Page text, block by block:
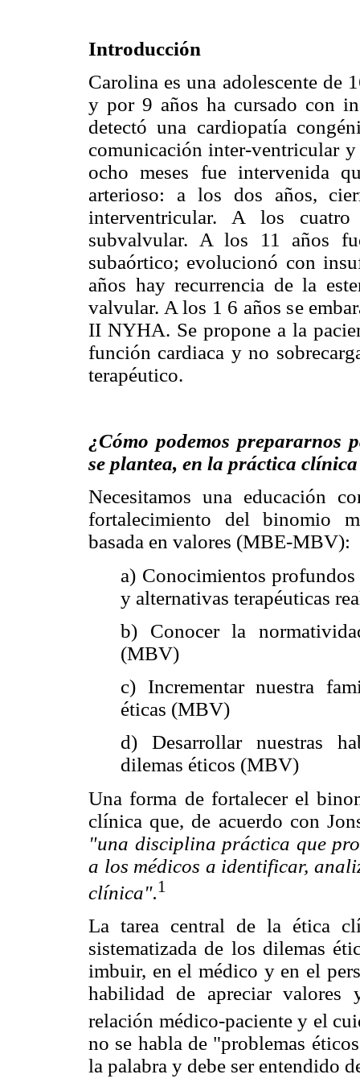
Introducción
Carolina es una adolescente de
y por 9 años ha cursado con
detectó una cardiopatía
comunicación inter-ventricular
ocho meses fue intervenida
arterioso: a los dos años,
interventricular. A los
subvalvular. A los 11 años
subaórtico; evolucionó con
años hay recurrencia de la
valvular. A los 1 6 años se
II NYHA. Se propone a la
función cardiaca y no
terapéutico.
¿Cómo podemos prepararnos
se plantea, en la práctica
Necesitamos una educación
fortalecimiento del binomio
basada en valores (MBE-MBV):
a) Conocimientos
y alternativas terapéuticas
b) Conocer la
(MBV)
c) Incrementar nuestra
éticas (MBV)
d) Desarrollar nuestras
dilemas éticos (MBV)
Una forma de fortalecer el
clínica que, de acuerdo con
"una disciplina práctica que
a los médicos a identificar,
clínica".1
La tarea central de la ética
sistematizada de los dilemas
imbuir, en el médico y en el
habilidad de apreciar valores
relación médico-paciente y el
no se habla de "problemas
la palabra y debe ser entendido